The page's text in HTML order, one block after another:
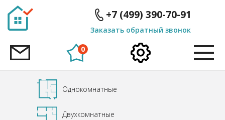
ID +7 (499) 390-70-91
Заказать обратный звонок
0
Однокомнатные
Двухкомнатные